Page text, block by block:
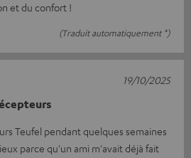
et du confort !
(Traduit automatiquement *)
Teufel pendant quelques semaines
parce qu'un ami m'avait déjà fait
19/10/2025